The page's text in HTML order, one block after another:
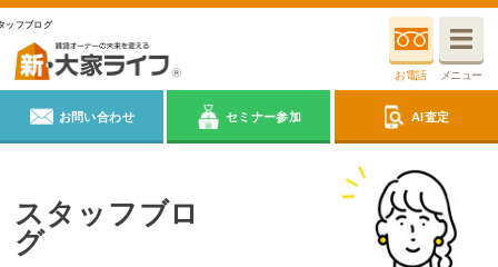
ッフブログ
お電話 メニュー
お問い合わせ セミナー参加 AI査定
スタッフブロ
グ